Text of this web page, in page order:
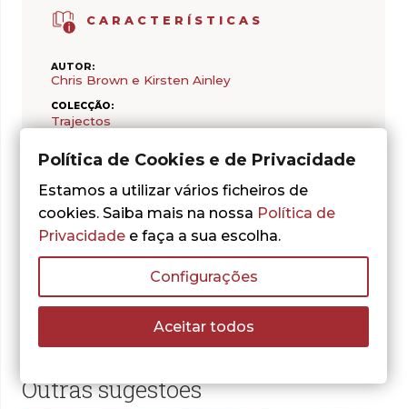
CARACTERÍSTICAS
AUTOR:
Chris Brown e Kirsten Ainley
COLECÇÃO:
Trajectos
978-989-616-465-2
DATA DE PUBLICAÇÃO:
PÁGINAS:
536
Outras sugestões
Política de Cookies e de Privacidade
Estamos a utilizar vários ficheiros de
cookies. Saiba mais na nossa Política de
Privacidade e faça a sua escolha.
Configurações
Aceitar todos